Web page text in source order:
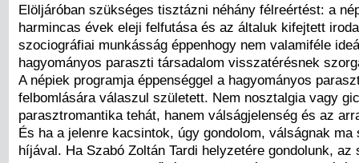
Elöljáróban szükséges tisztázni néhány félreértést: a
harmincas évek eleji felfutása és az általuk kifejtett
szociográfiai munkásság éppenhogy nem valamiféle
hagyományos paraszti társadalom visszatérésnek
A népiek programja éppenséggel a hagyományos
felbomlására válaszul született. Nem nosztalgia vagy
parasztromantika tehát, hanem válságjelenség és az
És ha a jelenre kacsintok, úgy gondolom, válságnak ma
híjával. Ha Szabó Zoltán Tardi helyzetére gondolunk, az